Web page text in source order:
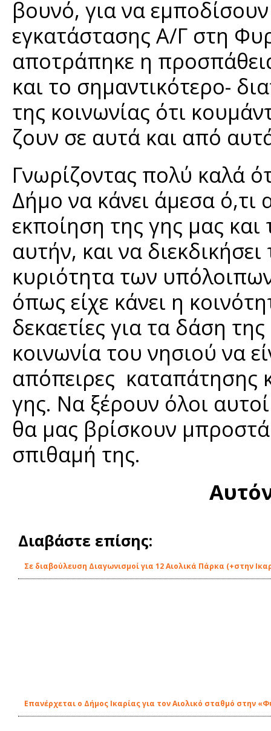
βουνό, για να
εγκατάστασης Α/Γ στη
αποτράπηκε η
και το σημαντικότερο-
της κοινωνίας ότι
ζουν σε αυτά και από
Γνωρίζοντας πολύ καλά
Δήμο να κάνει άμεσα ό,τι
εκποίηση της γης μας
αυτήν, και να
κυριότητα των
όπως είχε κάνει η
δεκαετίες για τα δάση
κοινωνία του νησιού να
απόπειρες καταπάτησης
γης. Να ξέρουν όλοι
θα μας βρίσκουν
σπιθαμή της.
Διαβάστε επίσης:
Σε διαβούλευση Διαγωνισμοί για 12 Αιολικά Πάρκα (+στην
Eπανέρχεται ο Δήμος Ικαρίας για τον Αιολικό σταθμό στην